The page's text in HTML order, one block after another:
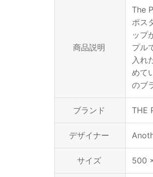
商品説明
The
ポス
ップ
プル
入れ
めて
のブ
ブランド THE
デザイナー
サイズ 500